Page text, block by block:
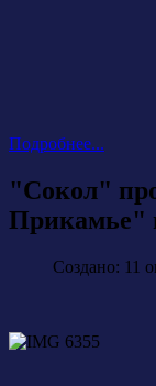
Подробнее...
"Сокол"
Прикамье"
Создано: 11